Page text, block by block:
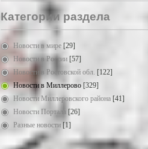
Категории раздела
Новости в мире [29]
Новости в России [57]
Новости в Ростовской обл. [122]
Новости в Миллерово [329]
Новости Миллеровского района [41]
Новости Портала
[26]
Разные новости [1]